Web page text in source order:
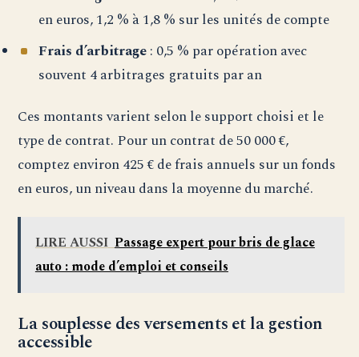
en euros, 1,2 % à 1,8 % sur les unités de compte
Frais d’arbitrage: 0,5 % par opération avec
souvent 4 arbitrages gratuits par an
Ces montants varient selon le support choisi et le
type de contrat. Pour un contrat de 50 000 €,
comptez environ 425 € de frais annuels sur un fonds
en euros, un niveau dans la moyenne du marché.
LIRE AUSSI Passage expert pour bris de glace
auto : mode d’emploi et conseils
La souplesse des versements et la gestion
accessible